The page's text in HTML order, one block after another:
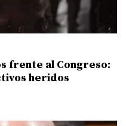
frente al Congreso:
heridos